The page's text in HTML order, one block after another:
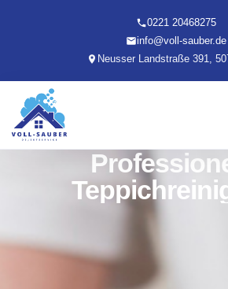
0221 20468275
info@voll-sauber.de
Neusser Landstraße 391,